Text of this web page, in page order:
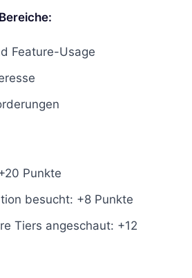
Feature-Usage
Punkte
besucht: +8 Punkte
Tiers angeschaut: +12